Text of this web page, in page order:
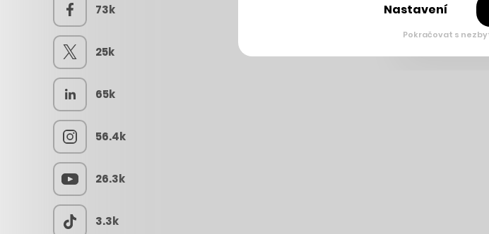
73k
25k
65k
56.4k
26.3k
3.3k
Nastavení
Pokračovat s